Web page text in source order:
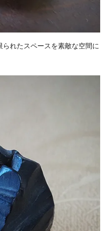
れたスペースを素敵な空間に